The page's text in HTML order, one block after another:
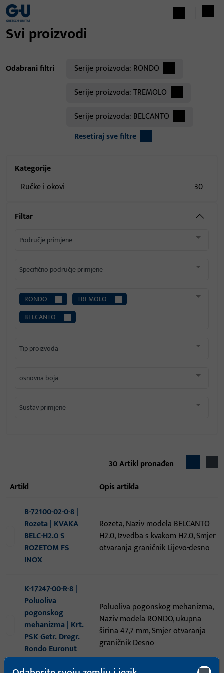
Svi proizvodi
Odabrani filtri Serije proizvoda: RONDO
Serije proizvoda:TREMOLO
Serije proizvoda: BELCANTO
Resetiraj sve filtre
Kategorije
Ručke i okovi
30
Filtar
Područje primjene
Specifično područje primjene
RONDO
TREMOLO
BELCANTO
Tip proizvoda
osnovna boja
Sustav primjene
30Artikl pronađen
artikl
opis artikla
B-72100-02-0-8 |
Rozeta | KVAKA
BELC-H2.0 S
ROZETOM FS
INOX
Rozeta, Naziv modela BELCANTO
H2.0, Izvedba s kvakom H2.0, Smjer
otvaranja graničnik Lijevo-desno
K-17247-00-R-8 |
Poluoliva
pogonskog
mehanizma | Krt.
PSK Getr. Dregr.
Rondo Euronut
Alu
Poluoliva pogonskog mehanizma,
Naziv modela RONDO, ukupna
širina 47,7 mm, Smjer otvaranja
graničnik Desno